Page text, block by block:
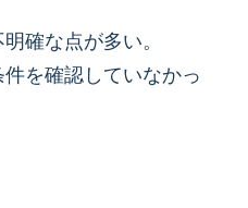
確な点が多い。
を確認していなかっ